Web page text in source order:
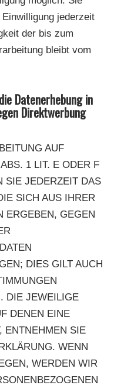
jederzeit
der bis zum
bleibt vom
Datenerhebung in
Direktwerbung
AUF
1 LIT. E ODER F
SIE JEDERZEIT DAS
SICH AUS IHRER
ERGEBEN, GEGEN
DIES GILT AUCH
DIE JEWEILIGE
DENEN EINE
ENTNEHMEN SIE
WENN
WERDEN WIR